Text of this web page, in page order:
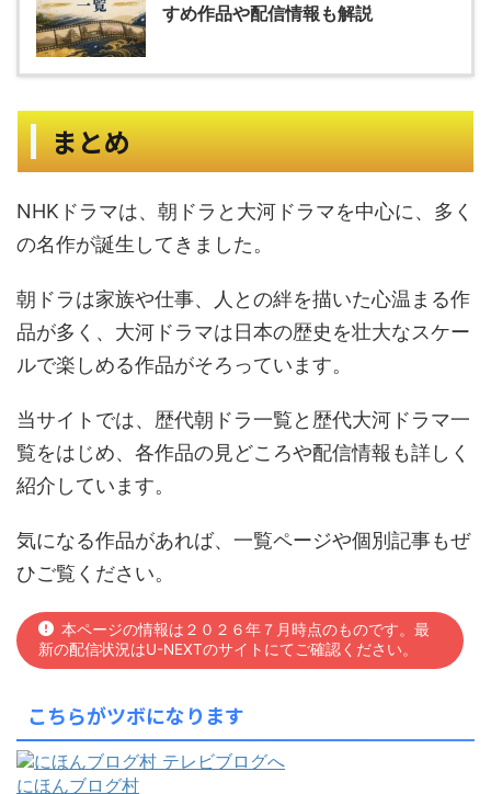
すめ作品や配信情報も解説
まとめ
NHKドラマは、朝ドラと大河ドラマを中心に、多く
の名作が誕生してきました。
朝ドラは家族や仕事、人との絆を描いた心温まる作
品が多く、大河ドラマは日本の歴史を壮大なスケー
ルで楽しめる作品がそろっています。
当サイトでは、歴代朝ドラ一覧と歴代大河ドラマ一
覧をはじめ、各作品の見どころや配信情報も詳しく
紹介しています。
気になる作品があれば、一覧ページや個別記事もぜ
ひご覧ください。
本ページの情報は２０２６年７月時点のものです。最
新の配信状況はU-NEXTのサイトにてご確認ください。
こちらがツボになります
にほんブログ村